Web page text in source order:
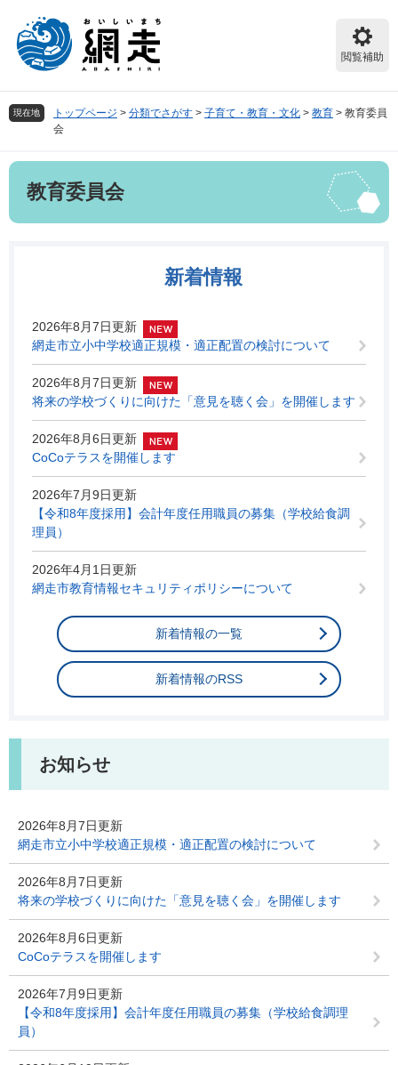
頭
で
飛
ば
へ
閲覧補助
現在地 トップページ > 分類でさがす > 子育て・教育・文化 > 教育 > 教育委員
会
本
教育委員会
新着情報
2026年8月7日更新
網走市立小中学校適正規模・適正配置の検討について
2026年8月7日更新
将来の学校づくりに向けた「意見を聴く会」を開催します
2026年8月6日更新
CoCoテラスを開催します
2026年7月9日更新
【令和8年度採用】会計年度任用職員の募集（学校給食調
理員）
2026年4月1日更新
網走市教育情報セキュリティポリシーについて
新着情報の一覧
新着情報のRSS
お知らせ
2026年8月7日更新
網走市立小中学校適正規模・適正配置の検討について
2026年8月7日更新
将来の学校づくりに向けた「意見を聴く会」を開催します
2026年8月6日更新
CoCoテラスを開催します
2026年7月9日更新
【令和8年度採用】会計年度任用職員の募集（学校給食調理
員）